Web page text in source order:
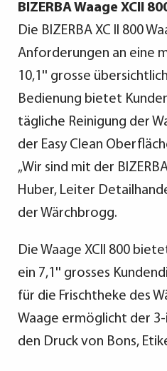
BIZERBA Waage XCII
Die BIZERBA XC II 800
Anforderungen an eine
10,1'' grosse
Bedienung bietet
tägliche Reinigung der
der Easy Clean
„Wir sind mit der
Huber, Leiter
der Wärchbrogg.
Die Waage XCII 800
ein 7,1'' grosses
für die Frischtheke des
Waage ermöglicht der
den Druck von Bons,